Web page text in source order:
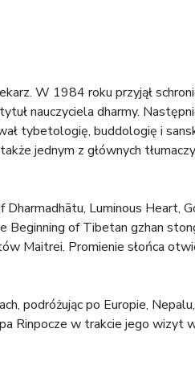
W 1984 roku przyjął
nauczyciela dharmy.
tybetologię, buddologię i
jednym z głównych
Luminous Heart,
of Tibetan gzhan
Maitrei. Promienie słońca
podróżując po Europie,
Rinpocze w trakcie jego wizyt